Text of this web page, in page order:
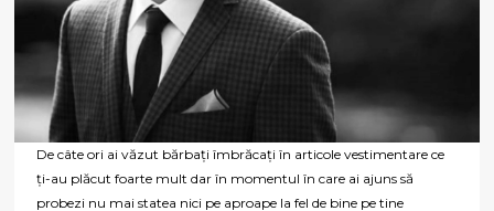
De câte ori ai văzut bărbați îmbrăcați în articole vestimentare ce
ți-au plăcut foarte mult dar în momentul în care ai ajuns să
probezi nu mai statea nici pe aproape la fel de bine pe tine